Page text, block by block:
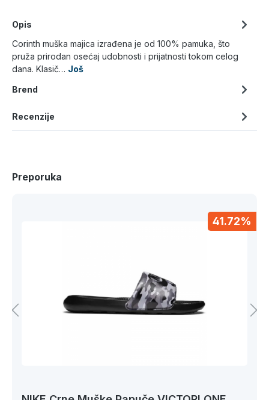
Opis
Corinth muška majica izrađena je od 100% pamuka, što
pruža prirodan osećaj udobnosti i prijatnosti tokom celog
dana. Klasič… Još
Brend
Recenzije
Preporuka
41.72%